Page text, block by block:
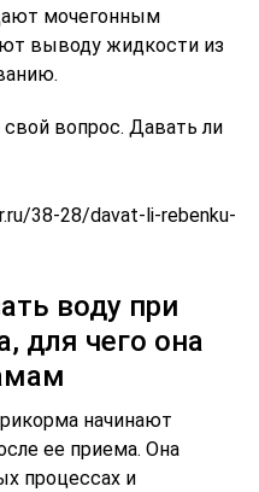
мочегонным
выводу жидкости из
вопрос. Давать ли
38-28/davat-li-rebenku-
воду при
для чего она
начинают
ее приема. Она
процессах и